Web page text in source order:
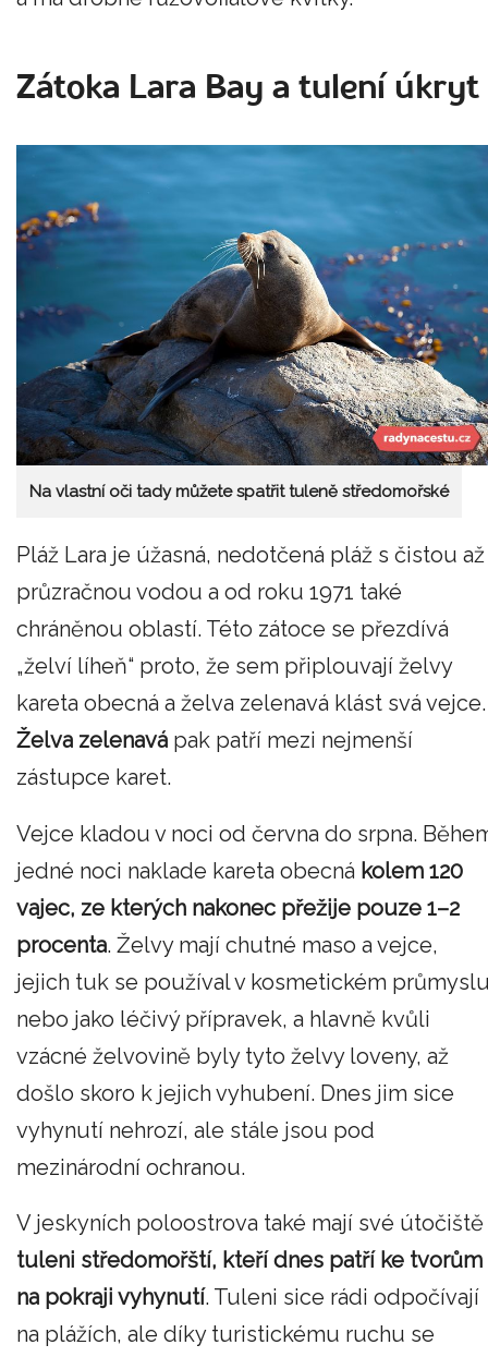
Zátoka Lara Bay a tulení úkryt
Na vlastní oči tady můžete spatřit tuleně středomořské
Pláž Lara je úžasná, nedotčená pláž s čistou až
průzračnou vodou a od roku 1971 také
chráněnou oblastí. Této zátoce se přezdívá
„želví líheň“ proto, že sem připlouvají želvy
kareta obecná a želva zelenavá klást svá vejce.
Želva zelenavá pak patří mezi nejmenší
zástupce karet.
Vejce kladou v noci od června do srpna.
jedné noci naklade kareta obecná kolem 120
vajec, ze kterých nakonec přežije pouze 1–2
procenta. Želvy mají chutné maso a vejce,
jejich tuk se používal v kosmetickém
nebo jako léčivý přípravek, a hlavně kvůli
vzácné želvovině byly tyto želvy loveny, až
došlo skoro k jejich vyhubení. Dnes jim sice
vyhynutí nehrozí, ale stále jsou pod
mezinárodní ochranou.
V jeskyních poloostrova také mají své útočiště
tuleni středomořští, kteří dnes patří ke tvorům
na pokraji vyhynutí. Tuleni sice rádi odpočívají
na plážích, ale díky turistickému ruchu se